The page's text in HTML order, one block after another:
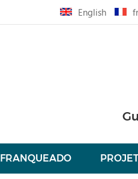
English
FRANQUEADO